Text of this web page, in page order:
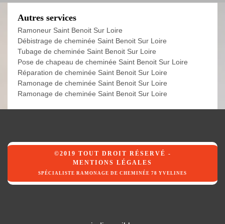
Autres services
Ramoneur Saint Benoit Sur Loire
Débistrage de cheminée Saint Benoit Sur Loire
Tubage de cheminée Saint Benoit Sur Loire
Pose de chapeau de cheminée Saint Benoit Sur Loire
Réparation de cheminée Saint Benoit Sur Loire
Ramonage de cheminée Saint Benoit Sur Loire
Ramonage de cheminée Saint Benoit Sur Loire
©2019 TOUT DROIT RÉSERVÉ -
MENTIONS LÉGALES
SPÉCIALISTE RAMONAGE DE CHEMINÉE 78 YVELINES